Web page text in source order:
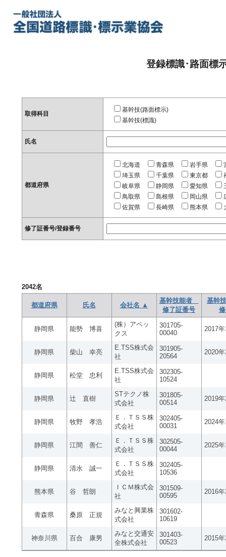
登録標識･路面標
取得科目
基幹技(路面標示)
基幹技(標識)
氏名
都道府県
北海道 青森県 岩手県
埼玉県
千葉県 東京都
岐阜県
静岡県 愛知県
鳥取県
島根県 岡山県
佐賀県
長崎県 熊本県
修了証番号/登録番号
2042名
都道府県 氏名 会社名 ▲
基幹技能者
修了証番号
基幹
静岡県 能勢 博喜
(株）アペッ
クス
301705-
00040
2017
静岡県 柴山 幸亮
E.TSS株式会
社
301905-
20564
2020
静岡県 松堂 忠利
E.TSS株式会
社
302305-
10524
静岡県 辻 直樹
STテクノ株
式会社
301805-
00514
2019
静岡県 牧野 孝浩
Ｅ．ＴＳＳ株
式会社
302405-
00031
2024
静岡県 江間 善仁
Ｅ．ＴＳＳ株
式会社
302505-
00044
2025
静岡県 清水 誠一
Ｅ．ＴＳＳ株
式会社
302405-
10536
熊本県 谷 哲朗
ＩＣＭ株式会
社
301509-
00595
2016
青森県 桑原 正規
みなと興業株
式会社
301602-
10619
神奈川県 百合 康男
みなと交通安
全株式会社
301403-
00523
2015